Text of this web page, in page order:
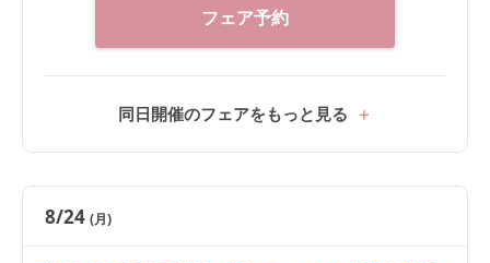
フェア予約
同日開催のフェアをもっと見る
8/24 (月)